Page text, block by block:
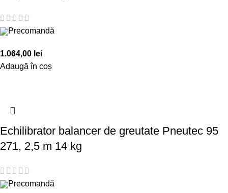
Precomandă
1.064,00 lei
Adaugă în coș
Echilibrator balancer de greutate Pneutec 95
271, 2,5 m 14 kg
Precomandă